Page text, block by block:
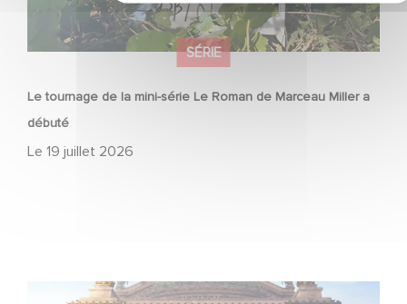
SÉRIE
Le tournage de la mini-série Le Roman de Marceau Miller a
débuté
Le 19 juillet 2026
Gaumont et Good Hero annoncent la suite de Ballerina